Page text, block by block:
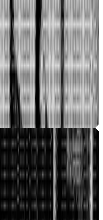
zu einem
kam
wie
Olivia Jones — online war
eigener Infrastruktur
aus Leipzig. Vor
einer Standardlösung, ohne